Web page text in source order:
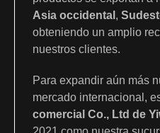
Asia occidental ,
obteniendo un amplio
nuestros clientes.
Para expandir aún más
mercado internacional,
comercial Co., Ltd de